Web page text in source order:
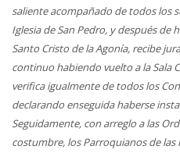
saliente acompañado de todos los
Iglesia de San Pedro, y después de
Santo Cristo de la Agonía, recibe
continuo habiendo vuelto a la Sala
verifica igualmente de todos los
declarando enseguida haberse
Seguidamente, con arreglo a las
costumbre, los Parroquianos de las